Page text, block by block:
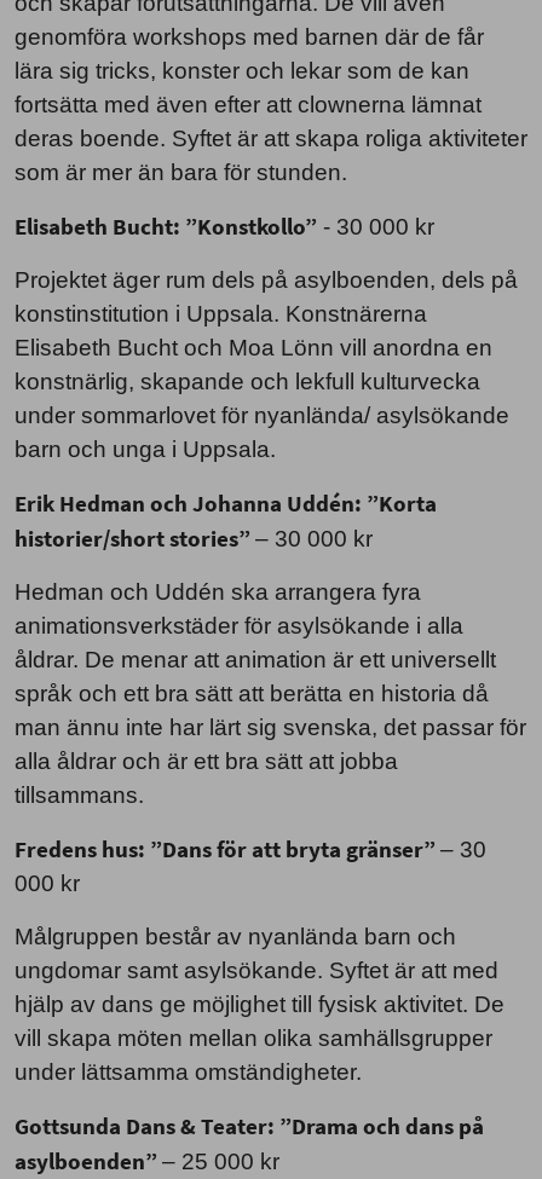
genomföra workshops med barnen där de får
lära sig tricks, konster och lekar som de kan
fortsätta med även efter att clownerna lämnat
deras boende. Syftet är att skapa roliga aktiviteter
som är mer än bara för stunden.
Elisabeth Bucht: ”Konstkollo” - 30 000 kr
Projektet äger rum dels på asylboenden, dels på
konstinstitution i Uppsala. Konstnärerna
Elisabeth Bucht och Moa Lönn vill anordna en
konstnärlig, skapande och lekfull kulturvecka
under sommarlovet för nyanlända/ asylsökande
barn och unga i Uppsala.
Erik Hedman och Johanna Uddén: ”Korta
historier/short stories” – 30 000 kr
Hedman och Uddén ska arrangera fyra
animationsverkstäder för asylsökande i alla
åldrar. De menar att animation är ett universellt
språk och ett bra sätt att berätta en historia då
man ännu inte har lärt sig svenska, det passar för
alla åldrar och är ett bra sätt att jobba
tillsammans.
Fredens hus: ”Dans för att bryta gränser” – 30
000 kr
Målgruppen består av nyanlända barn och
ungdomar samt asylsökande. Syftet är att med
hjälp av dans ge möjlighet till fysisk aktivitet. De
vill skapa möten mellan olika samhällsgrupper
under lättsamma omständigheter.
Gottsunda Dans & Teater: ”Drama och dans på
asylboenden” – 25 000 kr